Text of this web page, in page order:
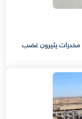
مخدرات يثيرون غضب